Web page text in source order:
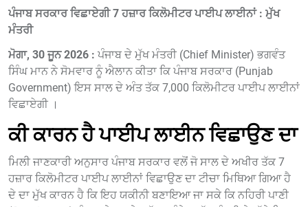
ਪੰਜਾਬ ਸਰਕਾਰ ਵਿਛਾਏਗੀ 7 ਹਜ਼ਾਰ ਕਿਲੋਮੀਟਰ ਪਾਈਪ ਲਾਈਨਾਂ : ਮੁੱਖ
ਮੰਤਰੀ
ਮੋਗਾ, 30 ਜੂਨ 2026 : ਪੰਜਾਬ ਦੇ ਮੁੱਖ ਮੰਤਰੀ (Chief Minister) ਭਗਵੰਤ
ਸਿੰਘ ਮਾਨ ਨੇ ਸੋਮਵਾਰ ਨੂੰ ਐਲਾਨ ਕੀਤਾ ਕਿ ਪੰਜਾਬ ਸਰਕਾਰ (Punjab
Government) ਇਸ ਸਾਲ ਦੇ ਅੰਤ ਤੱਕ 7,000 ਕਿਲੋਮੀਟਰ ਪਾਈਪ ਲਾਈਨਾਂ
ਵਿਛਾਏਗੀ ।
ਕੀ ਕਾਰਨ ਹੈ ਪਾਈਪ ਲਾਈਨ ਵਿਛਾਉਣ ਦਾ
ਮਿਲੀ ਜਾਣਕਾਰੀ ਅਨੁਸਾਰ ਪੰਜਾਬ ਸਰਕਾਰ ਵਲੋਂ ਜੋ ਸਾਲ ਦੇ ਅਖੀਰ ਤੱਕ 7
ਹਜ਼ਾਰ ਕਿਲੋਮੀਟਰ ਪਾਈਪ ਲਾਈਨਾਂ ਵਿਛਾਉਣ ਦਾ ਟੀਚਾ ਮਿਥਿਆ ਗਿਆ ਹੈ
ਦੇ ਦਾ ਮੁੱਖ ਕਾਰਨ ਹੈ ਕਿ ਇਹ ਯਕੀਨੀ ਬਣਾਇਆ ਜਾ ਸਕੇ ਕਿ ਨਹਿਰੀ ਪਾਣੀ